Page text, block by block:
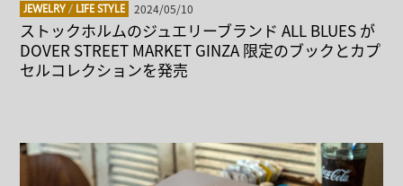
JEWELRY / LIFE STYLE 2024/05/10
ストックホルムのジュエリーブランド ALL BLUES が
DOVER STREET MARKET GINZA 限定のブックとカプ
セルコレクションを発売